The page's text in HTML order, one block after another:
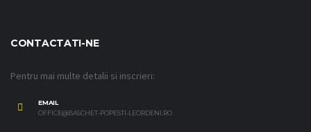
CONTACTATI-NE
Pentru mai multe detalii si inscrieri:
EMAIL
OFFICE@BASCHET-POPESTI-LEORDENI.RO